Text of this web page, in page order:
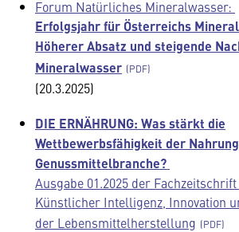
Forum Natürliches Mineralwasser:
Erfolgsjahr für Österreichs
Höherer Absatz und steigende
Mineralwasser
(20.3.2025)
DIE ERNÄHRUNG: Was stärkt die
Wettbewerbsfähigkeit der
Genussmittelbranche?
Ausgabe 01.2025 der
Künstlicher Intelligenz, Innovation
der Lebensmittelherstellung